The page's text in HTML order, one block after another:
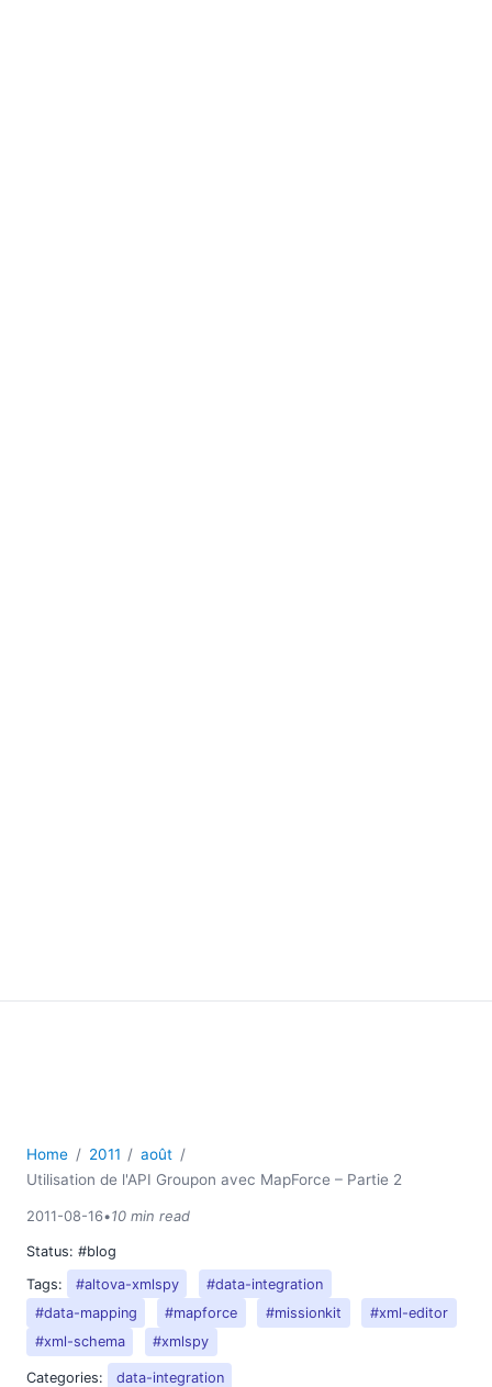
Home 2011
août
Utilisation de l'API Groupon avec MapForce – Partie 2
2011-08-16•10 min read
Status: #blog
Tags:
#altova-xmlspy
#data-integration
#data-mapping
#mapforce #missionkit
#xml-editor
#xml-schema
#xmlspy
Categories: data-integration